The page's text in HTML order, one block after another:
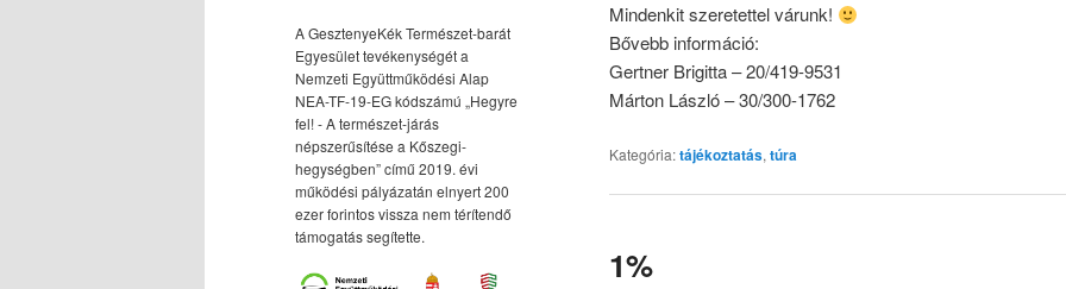
Mindenkit szeretettel várunk!
Bővebb információ:
Gertner Brigitta – 20/419-9531
Márton László – 30/300-1762
Kategória:tájékoztatás, túra
1%
A GesztenyeKék Természet-barát
Egyesület tevékenységét a
Nemzeti Együttműködési Alap
NEA-TF-19-EG kódszámú „Hegyre
fel! - A természet-járás
népszerűsítése a Kőszegi-
hegységben” című 2019. évi
működési pályázatán elnyert 200
ezer forintos vissza nem térítendő
támogatás segítette.